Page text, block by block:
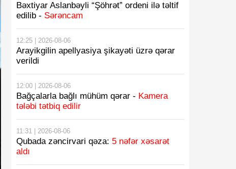
Bəxtiyar Aslanbəyli “Şöhrət” ordeni ilə təltif
edilib - Sərəncam
12:25 | 2026-08-06
Arayikgilin apellyasiya şikayəti üzrə qərar
verildi
12:00 | 2026-08-06
Bağçalarla bağlı mühüm qərar - Kamera
tələbi tətbiq edilir
11:31 | 2026-08-06
Qubada zəncirvari qəza: 5 nəfər xəsarət
aldı